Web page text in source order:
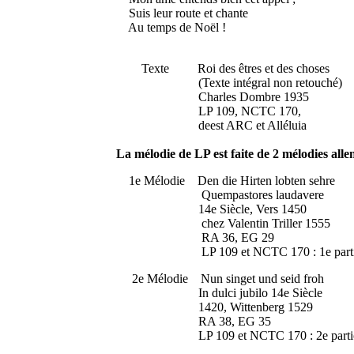
Suis leur route et chante
Au temps de Noël !
Texte Roi des êtres et des choses
(Texte intégral non retouché)
Charles Dombre 1935
LP 109, NCTC 170,
deest ARC et Alléluia
La mélodie de LP est faite de 2 mélodies
1e Mélodie Den die Hirten lobten sehre
Quempastores laudavere
14e Siècle, Vers 1450
chez Valentin Triller 1555
RA 36, EG 29
LP 109 et NCTC 170 : 1e
2e Mélodie Nun singet und seid froh
In dulci jubilo 14e Siècle
1420, Wittenberg 1529
RA 38, EG 35
LP 109 et NCTC 170 : 2e